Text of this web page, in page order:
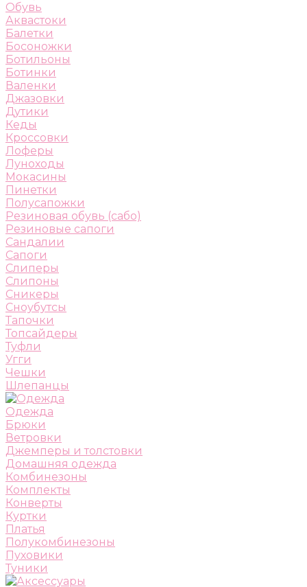
Обувь
Аквастоки
Балетки
Босоножки
Ботильоны
Ботинки
Валенки
Джазовки
Дутики
Кеды
Кроссовки
Лоферы
Луноходы
Мокасины
Пинетки
Полусапожки
Резиновая обувь (сабо)
Резиновые сапоги
Сандалии
Сапоги
Слиперы
Слипоны
Сникеры
Сноубутсы
Тапочки
Топсайдеры
Туфли
Угги
Чешки
Шлепанцы
Одежда
Брюки
Ветровки
Джемперы и толстовки
Домашняя одежда
Комбинезоны
Комплекты
Конверты
Куртки
Платья
Полукомбинезоны
Пуховики
Туники